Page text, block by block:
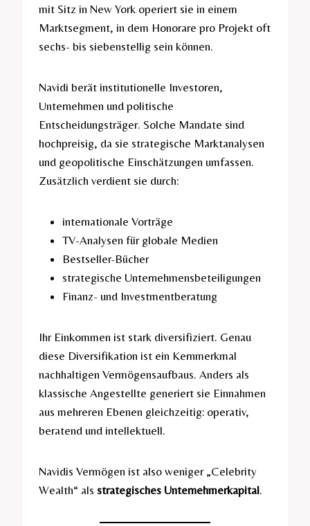
mit Sitz in New York operiert sie in einem
Marktsegment, in dem Honorare pro Projekt oft
sechs- bis siebenstellig sein können.
Navidi berät institutionelle Investoren,
Unternehmen und politische
Entscheidungsträger. Solche Mandate sind
hochpreisig, da sie strategische Marktanalysen
und geopolitische Einschätzungen umfassen.
Zusätzlich verdient sie durch:
internationale Vorträge
TV-Analysen für globale Medien
Bestseller-Bücher
strategische Unternehmensbeteiligungen
Finanz- und Investmentberatung
Ihr Einkommen ist stark diversifiziert. Genau
diese Diversifikation ist ein Kernmerkmal
nachhaltigen Vermögensaufbaus. Anders als
klassische Angestellte generiert sie Einnahmen
aus mehreren Ebenen gleichzeitig: operativ,
beratend und intellektuell.
Navidis Vermögen ist also weniger „Celebrity
Wealth“ als strategisches Unternehmerkapital.